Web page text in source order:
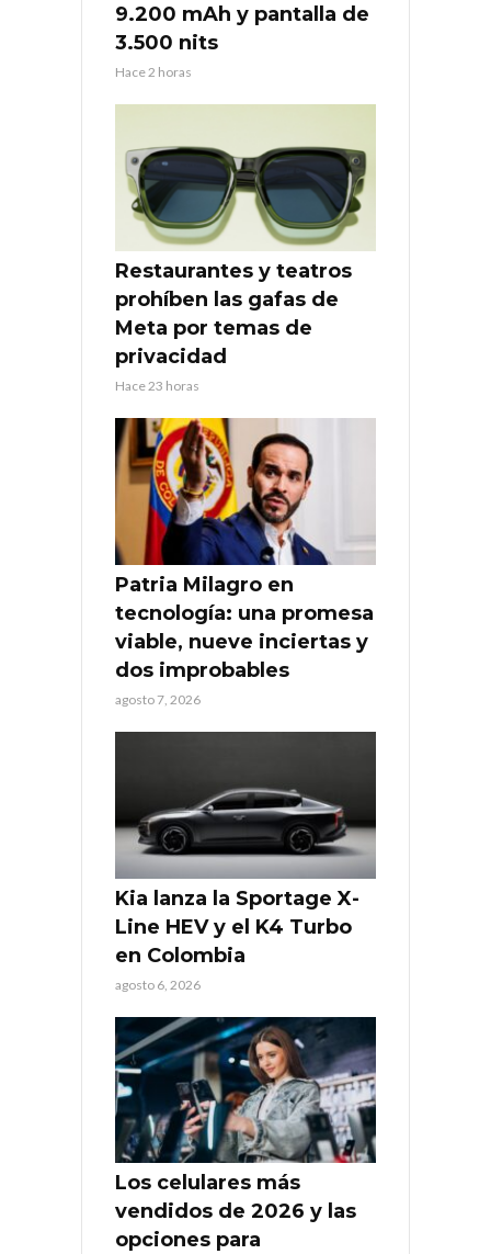
9.200 mAh y pantalla de
3.500 nits
Hace 2 horas
Restaurantes y teatros
prohíben las gafas de
Meta por temas de
privacidad
Hace 23 horas
Patria Milagro en
tecnología: una promesa
viable, nueve inciertas y
dos improbables
agosto 7, 2026
Kia lanza la Sportage X-
Line HEV y el K4 Turbo
en Colombia
agosto 6, 2026
Los celulares más
vendidos de 2026 y las
opciones para